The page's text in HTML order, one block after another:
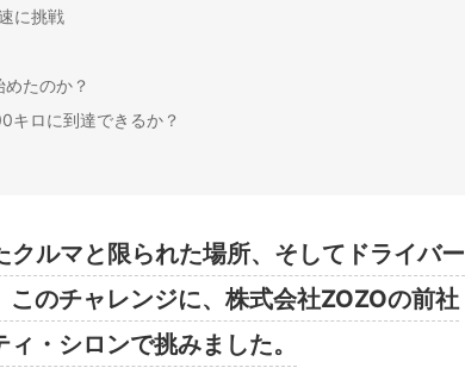
に挑戦
たのか？
キロに到達できるか？
ルマと限られた場所、そしてドライバー
のチャレンジに、株式会社ZOZOの前社
・シロンで挑みました。